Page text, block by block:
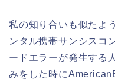
私の知り合いも似たよ
ンタル携帯サンシスコ
ードエラーが発生する
みをした時に